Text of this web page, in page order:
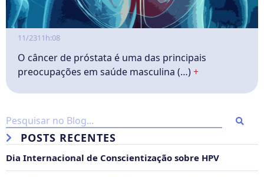
11/2311h:08
O câncer de próstata é uma das principais
preocupações em saúde masculina (…)+
POSTS RECENTES
Dia Internacional de Conscientização sobre HPV